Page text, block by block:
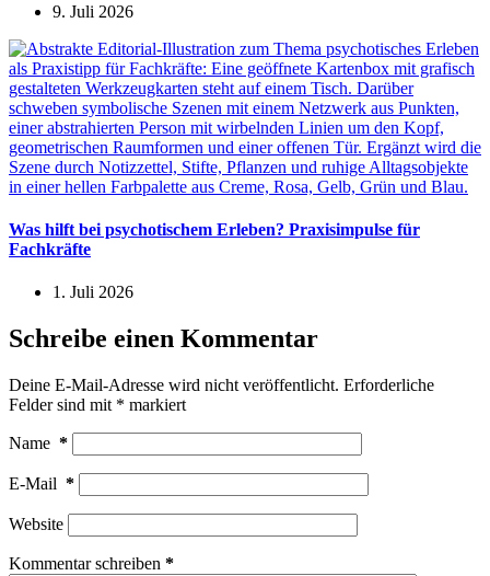
9. Juli 2026
Was hilft bei psychotischem Erleben? Praxisimpulse für
Fachkräfte
1. Juli 2026
Schreibe einen Kommentar
Deine E-Mail-Adresse wird nicht veröffentlicht. Erforderliche
Felder sind mit * markiert
Name *
E-Mail *
Website
Kommentar schreiben *